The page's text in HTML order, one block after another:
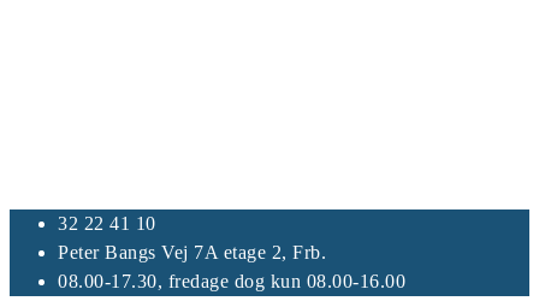
32 22 41 10
Peter Bangs Vej 7A etage 2, Frb.
08.00-17.30, fredage dog kun 08.00-16.00